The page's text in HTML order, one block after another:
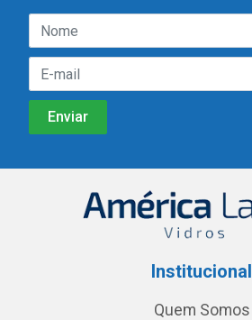
Institucional
Quem Somos